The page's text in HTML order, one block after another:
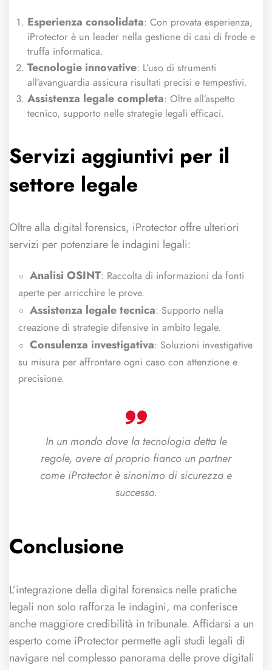
Esperienza consolidata: Con provata esperienza,
iProtector è un leader nella gestione di casi di frode e
truffa informatica.
Tecnologie innovative: L’uso di strumenti
all’avanguardia assicura risultati precisi e tempestivi.
Assistenza legale completa: Oltre all’aspetto
tecnico, supporto nelle strategie legali efficaci.
Servizi aggiuntivi per il
settore legale
Oltre alla digital forensics, iProtector offre ulteriori
servizi per potenziare le indagini legali:
Analisi OSINT: Raccolta di informazioni da fonti
aperte per arricchire le prove.
Assistenza legale tecnica: Supporto nella
creazione di strategie difensive in ambito legale.
Consulenza investigativa: Soluzioni investigative
su misura per affrontare ogni caso con attenzione e
precisione.
In un mondo dove la tecnologia detta le
regole, avere al proprio fianco un partner
come iProtector è sinonimo di sicurezza e
successo.
Conclusione
L’integrazione della digital forensics nelle pratiche
legali non solo rafforza le indagini, ma conferisce
anche maggiore credibilità in tribunale. Affidarsi a un
esperto come iProtector permette agli studi legali di
navigare nel complesso panorama delle prove digitali